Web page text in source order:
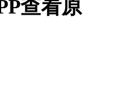
查看原